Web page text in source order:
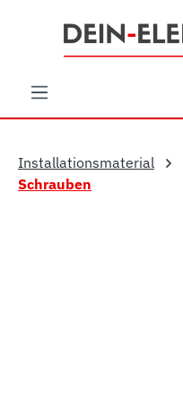
Zum Hauptinhalt springen
Installationsmaterial
Schrauben